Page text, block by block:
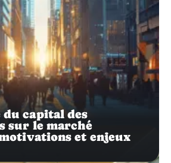
capital des
sur le marché
et enjeux